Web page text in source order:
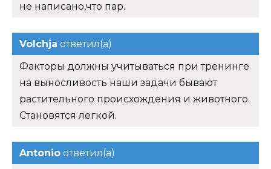
не написано,что пар.
Volchja ответил(а)
Факторы должны учитываться при тренинге
на выносливость наши задачи бывают
растительного происхождения и животного.
Становятся легкой.
Antonio ответил(а)